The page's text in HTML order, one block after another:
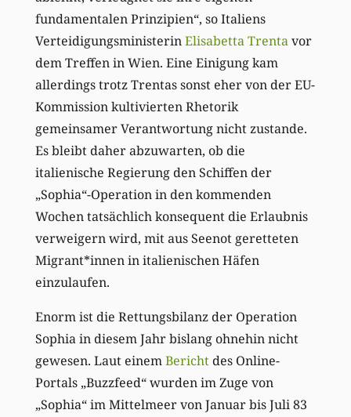
fundamentalen Prinzipien“, so Italiens
VerteidigungsministerinElisabetta Trentavor
dem Treffen in Wien. Eine Einigung kam
allerdings trotz Trentas sonst eher von der EU-
Kommission kultivierten Rhetorik
gemeinsamer Verantwortung nicht zustande.
Es bleibt daher abzuwarten, ob die
italienische Regierung den Schiffen der
„Sophia“-Operation in den kommenden
Wochen tatsächlich konsequent die Erlaubnis
verweigern wird, mit aus Seenot geretteten
Migrant*innen in italienischen Häfen
einzulaufen.
Enorm ist die Rettungsbilanz der Operation
Sophia in diesem Jahr bislang ohnehin nicht
gewesen. Laut einemBerichtdes Online-
Portals „Buzzfeed“ wurden im Zuge von
„Sophia“ im Mittelmeer von Januar bis Juli 83